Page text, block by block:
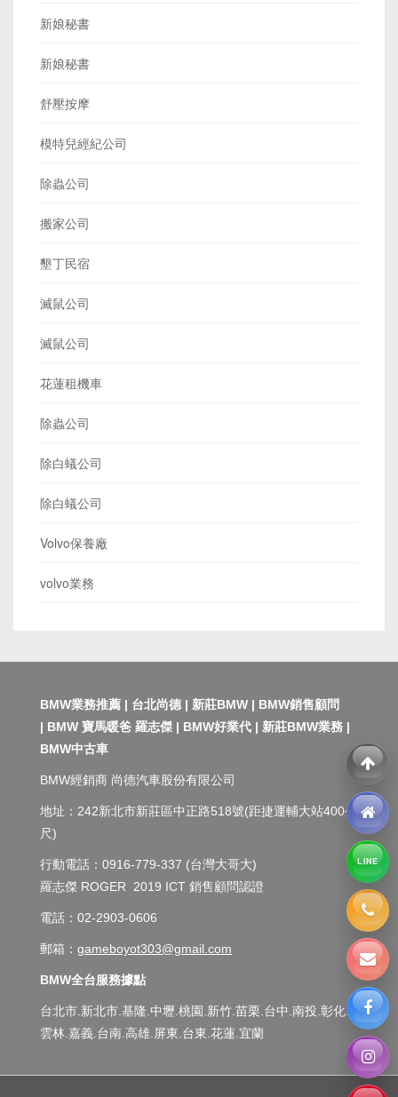
新娘秘書
新娘秘書
舒壓按摩
模特兒經紀公司
除蟲公司
搬家公司
墾丁民宿
滅鼠公司
滅鼠公司
花蓮租機車
除蟲公司
除白蟻公司
除白蟻公司
Volvo保養廠
volvo業務
BMW業務推薦 | 台北尚德 | 新莊BMW | BMW銷售顧問
| BMW 寶馬暖爸 羅志傑 | BMW好業代 | 新莊BMW業務 |
BMW中古車
BMW經銷商 尚德汽車股份有限公司
地址：242新北市新莊區中正路518號(距捷運輔大站400公
尺)
行動電話：0916-779-337 (台灣大哥大)
羅志傑 ROGER 2019 ICT 銷售顧問認證
電話：02-2903-0606
郵箱： gameboyot303@gmail.com
BMW全台服務據點
台北市.新北市.基隆.中壢.桃園.新竹.苗栗.台中.南投.彰化.
雲林.嘉義.台南.高雄.屏東.台東.花蓮.宜蘭
LINE